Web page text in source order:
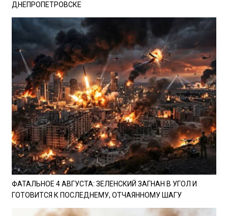
ДНЕПРОПЕТРОВСКЕ
ФАТАЛЬНОЕ 4 АВГУСТА: ЗЕЛЕНСКИЙ ЗАГНАН В УГОЛ И
ГОТОВИТСЯ К ПОСЛЕДНЕМУ, ОТЧАЯННОМУ ШАГУ